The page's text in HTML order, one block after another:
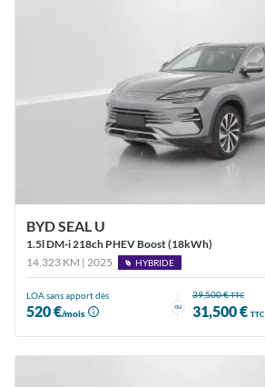
BYD SEAL U
1.5l DM-i 218ch PHEV Boost (18kWh)
14,323 KM | 2025
HYBRIDE
LOA sans apport dès
520 €/mois
ou
39,500 €TTC
31,500 € TTC